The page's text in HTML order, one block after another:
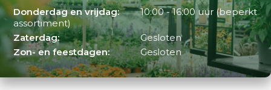
Donderdag en vrijdag:
10:00 - 16:00 uur (beperkt
assortiment)
Zaterdag:
Gesloten
Zon- en feestdagen:
Gesloten